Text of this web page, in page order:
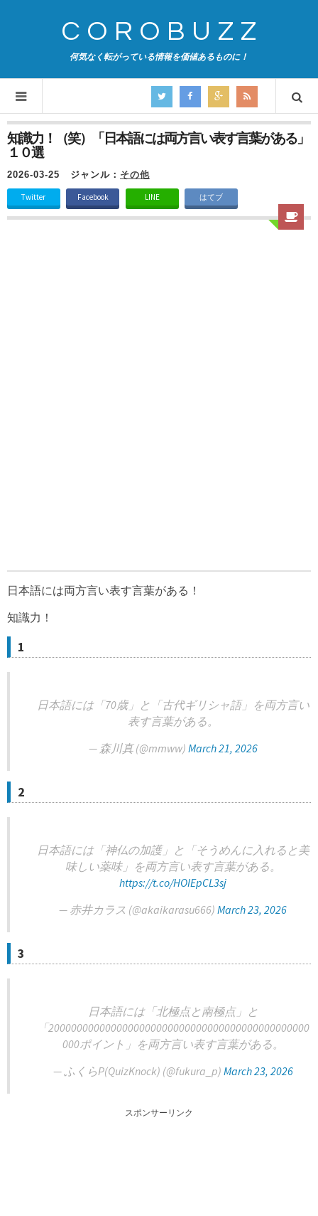
COROBUZZ
何気なく転がっている情報を価値あるものに！
知識力！（笑）「日本語には両方言い表す言葉がある」
１０選
2026-03-25 ジャンル： その他
Twitter Facebook LINE はてブ
日本語には両方言い表す言葉がある！
知識力！
1
日本語には「70歳」と「古代ギリシャ語」を両方言い
表す言葉がある。
— 森川真 (@mmww) March 21, 2026
2
日本語には「神仏の加護」と「そうめんに入れると美
味しい薬味」を両方言い表す言葉がある。
https://t.co/HOIEpCL3sj
— 赤井カラス (@akaikarasu666) March 23, 2026
3
日本語には「北極点と南極点」と
「2000000000000000000000000000000000000000000000
000ポイント」を両方言い表す言葉がある。
— ふくらP(QuizKnock) (@fukura_p) March 23, 2026
スポンサーリンク